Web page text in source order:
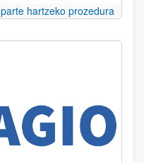
hartzeko prozedura